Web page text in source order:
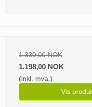
1.330,00 NOK
1.198,00 NOK
(inkl. mva.)
Vis